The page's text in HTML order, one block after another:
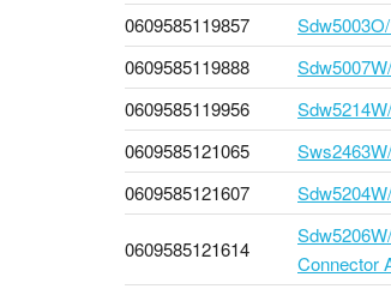
0609585119857
0609585119888
0609585119956
0609585121065
0609585121607
0609585121614
Connector